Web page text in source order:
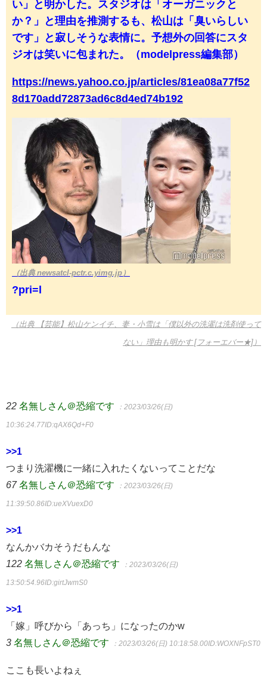
い」と明かした。スタジオは「オーガニックと
か？」と理由を推測するも、松山は「臭いらしい
です」と寂しそうな表情に。予想外の回答にスタ
ジオは笑いに包まれた。（modelpress編集部）
https://news.yahoo.co.jp/articles/81ea08a77f52
8d170add72873ad6c8d4ed74b192
（出典 newsatcl-pctr.c.yimg.jp）
?pri=l
（出典 【芸能】松山ケンイチ、妻・小雪は「僕以外の洗濯は洗剤使って
ない」理由も明かす [フォーエバー★]）
22 名無しさん＠恐縮です ：2023/03/26(日)
10:36:24.77ID:qAX6Qd+F0
>>1
つまり洗濯機に一緒に入れたくないってことだな
67 名無しさん＠恐縮です ：2023/03/26(日)
11:39:50.86ID:ueXVuexD0
>>1
なんかバカそうだもんな
122 名無しさん＠恐縮です ：2023/03/26(日)
13:50:54.96ID:girtJwmS0
>>1
「嫁」呼びから「あっち」になったのかw
3 名無しさん＠恐縮です ：2023/03/26(日) 10:18:58.00ID:WOXNFpST0
ここも長いよねぇ